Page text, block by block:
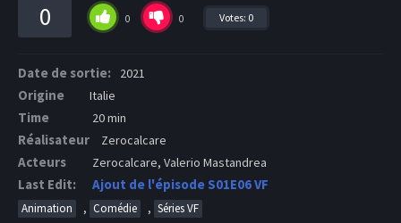
0 0 0 Votes: 0
Date de sortie: 2021
Origine Italie
Time 20 min
Réalisateur Zerocalcare
Acteurs Zerocalcare, Valerio Mastandrea
Last Edit: Ajout de l'épisode S01E06 VF
Animation , Comédie , Séries VF